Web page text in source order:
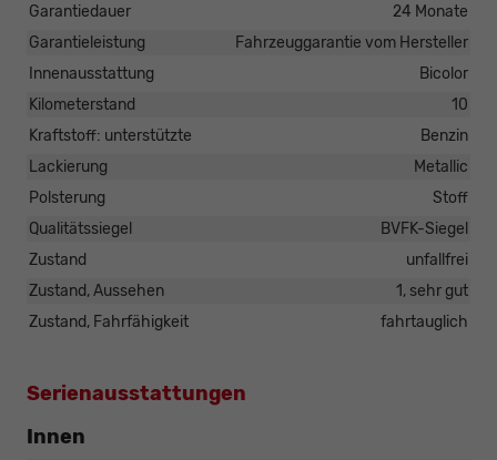
Garantiedauer
24 Monate
Garantieleistung
Fahrzeuggarantie vom Hersteller
Innenausstattung
Bicolor
Kilometerstand
10
Kraftstoff: unterstützte
Benzin
Lackierung
Metallic
Polsterung
Stoff
Qualitätssiegel
BVFK-Siegel
Zustand
unfallfrei
Zustand, Aussehen
1, sehr gut
Zustand, Fahrfähigkeit
fahrtauglich
Serienausstattungen
Innen